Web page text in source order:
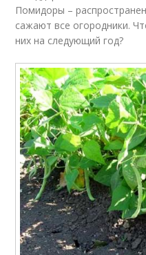
Помидоры –
сажают все огородники.
них на следующий год?